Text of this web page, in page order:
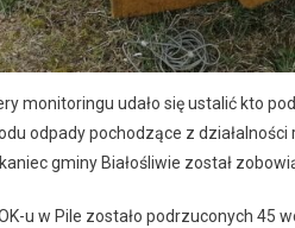
monitoringu udało się ustalić kto
odpady pochodzące z
gminy Białośliwie został
u w Pile zostało podrzuconych